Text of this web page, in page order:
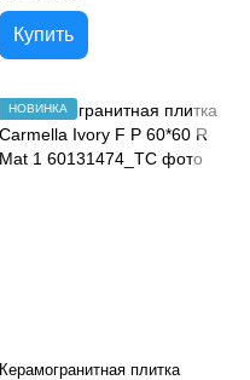
Купить
НОВИНКА
Керамогранитная плитка